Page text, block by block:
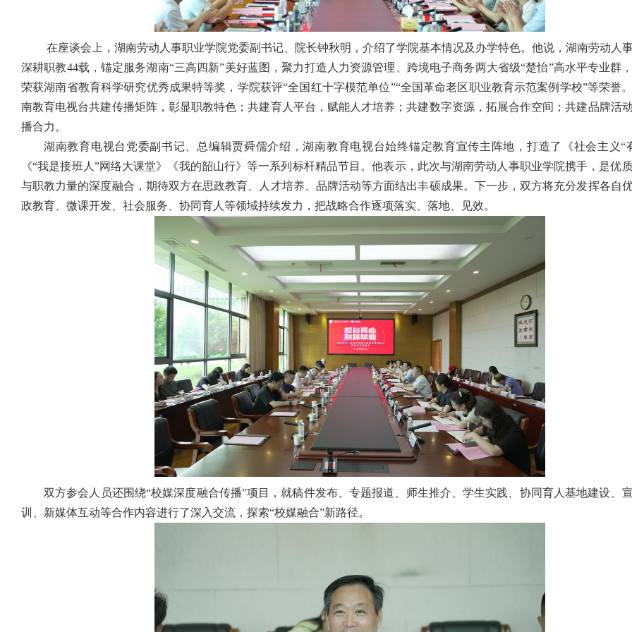
在座谈会上，湖南劳动人事职业学院党委副 书记 院长钟秋明， 介绍了学院基本情况及办学特色。他说，湖南劳动人
深耕职教44载，锚定服务湖南“三高四新”美好蓝图，聚力打造人力资源管理、跨境电子商务两大省级“楚怡”高水平专业群
荣获湖南省教育科学研究优秀成果特等奖，学院获评“全国红十字模范单位”“全国革命老区职业教育示范案例学校”等荣誉
南教育电视台共建传播矩阵，彰显职教特色；共建育人平台，赋能人才培养；共建数字资源，拓展合作空间；共建品牌活
播合力。
湖南教育电视台党委副书记、总编辑贾舜儒介绍，湖南教育电视台始终锚定教育宣传主阵地，打造了《社会主义“
《“我是接班人”网络大课堂》《我的韶山行》等一系列标杆精品节目。他表示，此次与湖南劳动人事职业学院携手，是优
与职教力量的深度融合，期待双方在思政教育、人才培养、品牌活动等方面结出丰硕成果。下一步，双方将充分发挥各自
政教育、微课开发、社会服务、协同育人等领域持续发力，把战略合作逐项落实、落地、见效。
双方参会人员还围绕“校媒深度融合传播”项目，就稿件发布、专题报道、师生推介、学生实践、协同育人基地建设、
训、新媒体互动等合作内容进行了深入交流，探索“校媒融合”新路径。